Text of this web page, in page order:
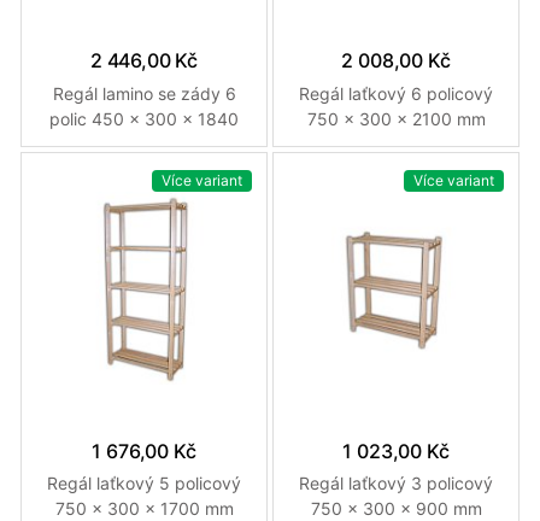
2 446,00 Kč
Regál lamino se zády 6
polic 450 x 300 x 1840
mm Buk
2 008,00 Kč
Regál laťkový 6 policový
750 x 300 x 2100 mm
Provedení přírodní
Více variant
1 676,00 Kč
Regál laťkový 5 policový
750 x 300 x 1700 mm
Více variant
1 023,00 Kč
Regál laťkový 3 policový
750 x 300 x 900 mm